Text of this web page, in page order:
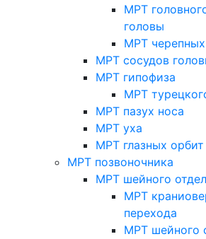
МРТ
головы
МРТ
МРТ сосудов
МРТ гипофиза
МРТ
МРТ пазух носа
МРТ уха
МРТ глазных орбит
МРТ позвоночника
МРТ шейного
МРТ
перехода
МРТ шейного